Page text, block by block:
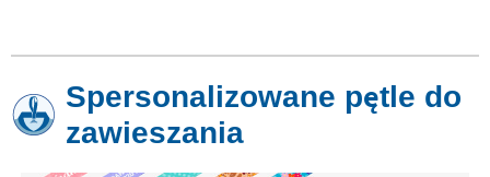
Spersonalizowane pętle do
zawieszania